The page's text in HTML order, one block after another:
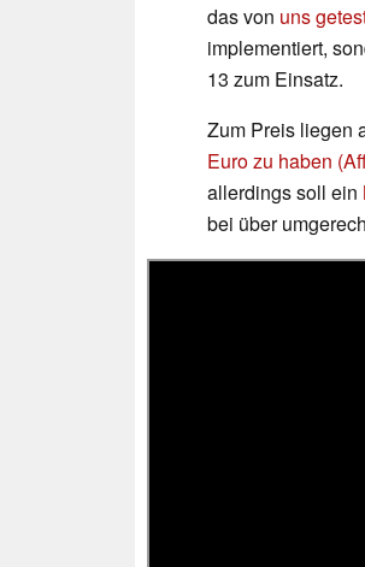
das von uns
implementiert,
13 zum Einsatz.
Zum Preis liegen
Euro zu haben
allerdings soll ein
bei über